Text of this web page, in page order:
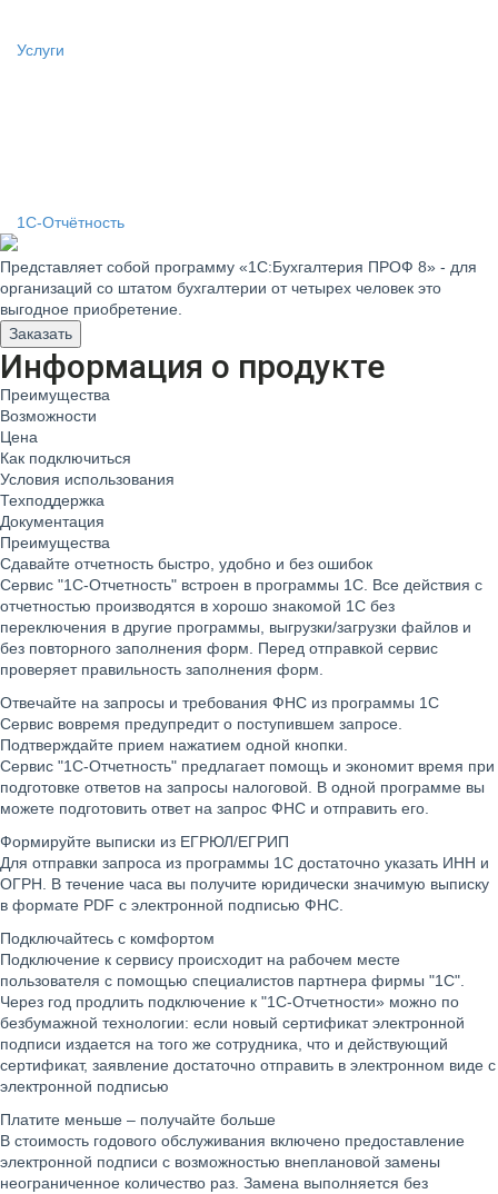
Услуги
1С-Отчётность
Представляет собой программу «1С:Бухгалтерия ПРОФ 8» - для
организаций со штатом бухгалтерии от четырех человек это
выгодное приобретение.
Заказать
Информация о продукте
Преимущества
Возможности
Цена
Как подключиться
Условия использования
Техподдержка
Документация
Преимущества
Сдавайте отчетность быстро, удобно и без ошибок
Сервис "1С-Отчетность" встроен в программы 1С. Все действия с
отчетностью производятся в хорошо знакомой 1С без
переключения в другие программы, выгрузки/загрузки файлов и
без повторного заполнения форм. Перед отправкой сервис
проверяет правильность заполнения форм.
Отвечайте на запросы и требования ФНС из программы 1С
Сервис вовремя предупредит о поступившем запросе.
Подтверждайте прием нажатием одной кнопки.
Сервис "1С-Отчетность" предлагает помощь и экономит время при
подготовке ответов на запросы налоговой. В одной программе вы
можете подготовить ответ на запрос ФНС и отправить его.
Формируйте выписки из ЕГРЮЛ/ЕГРИП
Для отправки запроса из программы 1С достаточно указать ИНН и
ОГРН. В течение часа вы получите юридически значимую выписку
в формате PDF с электронной подписью ФНС.
Подключайтесь с комфортом
Подключение к сервису происходит на рабочем месте
пользователя с помощью специалистов партнера фирмы "1С".
Через год продлить подключение к "1С-Отчетности» можно по
безбумажной технологии: если новый сертификат электронной
подписи издается на того же сотрудника, что и действующий
сертификат, заявление достаточно отправить в электронном виде с
электронной подписью
Платите меньше – получайте больше
В стоимость годового обслуживания включено предоставление
электронной подписи с возможностью внеплановой замены
неограниченное количество раз. Замена выполняется без